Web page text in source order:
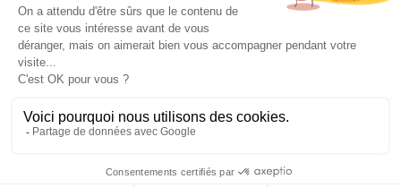
Politiques de confidentialitéPolitique cookies
Conditions générales d'utilisation